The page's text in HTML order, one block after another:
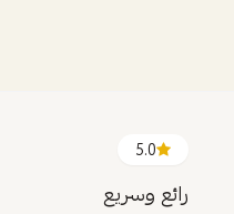
5.0
رائع وسريع